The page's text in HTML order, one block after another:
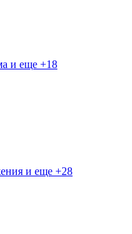
и еще +18
и еще +28